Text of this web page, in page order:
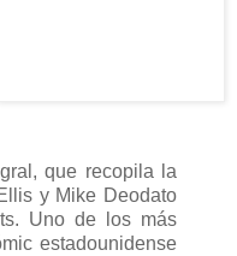
que recopila la
y Mike Deodato
Uno de los más
estadounidense